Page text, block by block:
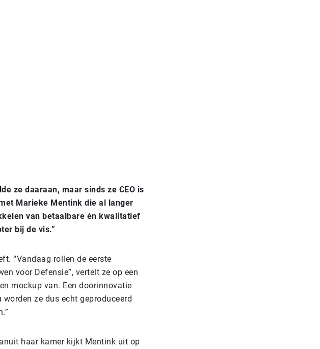
ze daaraan, maar sinds ze CEO is
Marieke Mentink die al langer
van betaalbare én kwalitatief
bij de vis.”
“Vandaag rollen de eerste
voor Defensie”, vertelt ze op een
mockup van. Een doorinnovatie
ze dus echt geproduceerd
haar kamer kijkt Mentink uit op